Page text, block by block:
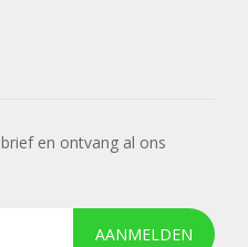
en ontvang al ons
AANMELDEN